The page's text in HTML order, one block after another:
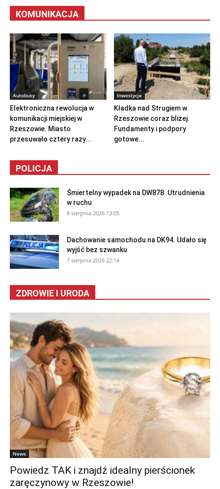
KOMUNIKACJA
Autobusy
Elektroniczna rewolucja w
komunikacji miejskiej w
Rzeszowie. Miasto
przesuwało cztery razy...
Inwestycje
Kładka nad Strugiem w
Rzeszowie coraz bliżej.
Fundamenty i podpory
gotowe...
POLICJA
Śmiertelny wypadek na DW878. Utrudnienia
w ruchu
8 sierpnia 2026 13:05
Dachowanie samochodu na DK94. Udało się
wyjść bez szwanku
7 sierpnia 2026 22:14
ZDROWIE I URODA
News
Powiedz TAK i znajdź idealny pierścionek
zaręczynowy w Rzeszowie!